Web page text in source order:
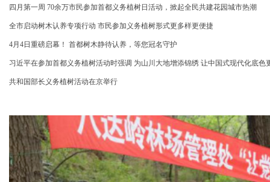
四月第一周 70余万市民参加首都义务植树日活动，掀起全民共建花园城市热潮
全市启动树木认养专项行动 市民参加义务植树形式更多样更便捷
4月4日重磅启幕！ 首都树木静待认养，等您冠名守护
习近平在参加首都义务植树活动时强调 为山川大地增添锦绣 让中国式现代化底色
共和国部长义务植树活动在京举行